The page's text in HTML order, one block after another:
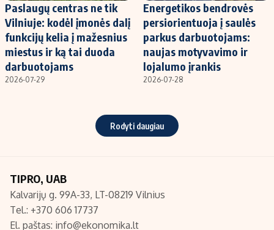
Paslaugų centras ne tik
Vilniuje: kodėl įmonės dalį
funkcijų kelia į mažesnius
miestus ir ką tai duoda
darbuotojams
2026-07-29
Energetikos bendrovės
persiorientuoja į saulės
parkus darbuotojams:
naujas motyvavimo ir
lojalumo įrankis
2026-07-28
Rodyti daugiau
TIPRO, UAB
Kalvarijų g. 99A-33, LT-08219 Vilnius
Tel.: +370 606 17737
El. paštas: info@ekonomika.lt